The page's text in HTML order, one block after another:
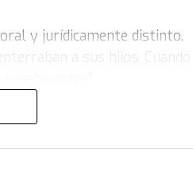
y jurídicamente distinto,
por eso ordenamos las